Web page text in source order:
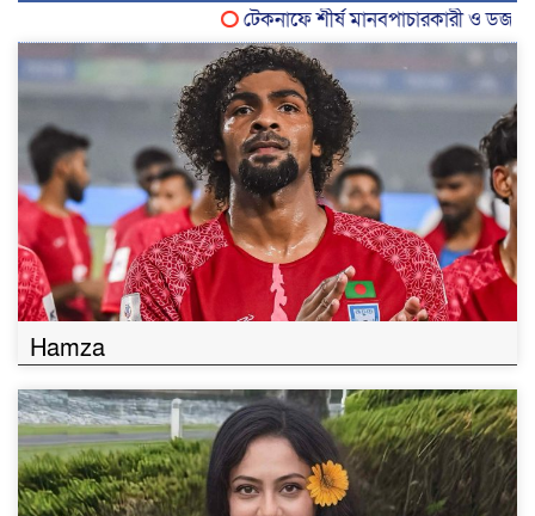
টেকনাফে শীর্ষ মানবপাচারকারী ও ডজন
Hamza